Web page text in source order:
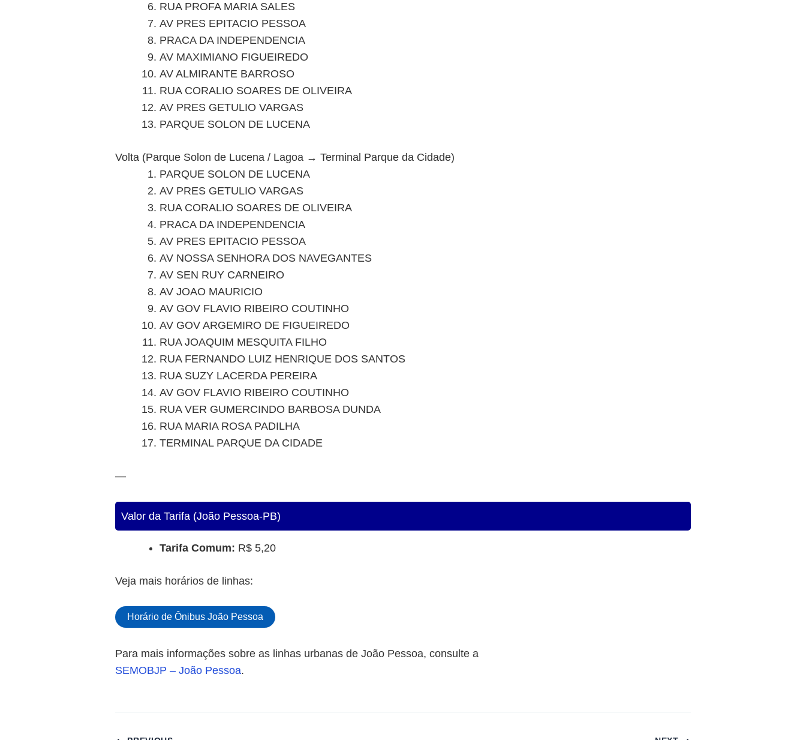
RUA PROFA MARIA SALES
AV PRES EPITACIO PESSOA
PRACA DA INDEPENDENCIA
AV MAXIMIANO FIGUEIREDO
AV ALMIRANTE BARROSO
RUA CORALIO SOARES DE OLIVEIRA
AV PRES GETULIO VARGAS
PARQUE SOLON DE LUCENA
Volta (Parque Solon de Lucena / Lagoa → Terminal Parque da Cidade)
PARQUE SOLON DE LUCENA
AV PRES GETULIO VARGAS
RUA CORALIO SOARES DE OLIVEIRA
PRACA DA INDEPENDENCIA
AV PRES EPITACIO PESSOA
AV NOSSA SENHORA DOS NAVEGANTES
AV SEN RUY CARNEIRO
AV JOAO MAURICIO
AV GOV FLAVIO RIBEIRO COUTINHO
AV GOV ARGEMIRO DE FIGUEIREDO
RUA JOAQUIM MESQUITA FILHO
RUA FERNANDO LUIZ HENRIQUE DOS SANTOS
RUA SUZY LACERDA PEREIRA
AV GOV FLAVIO RIBEIRO COUTINHO
RUA VER GUMERCINDO BARBOSA DUNDA
RUA MARIA ROSA PADILHA
TERMINAL PARQUE DA CIDADE
—
Valor da Tarifa (João Pessoa-PB)
Tarifa Comum: R$ 5,20
Veja mais horários de linhas:
Horário de Ônibus João Pessoa
Para mais informações sobre as linhas urbanas de João Pessoa, consulte a
SEMOBJP – João Pessoa.